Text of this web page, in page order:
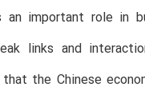
important role in
links and
the Chinese